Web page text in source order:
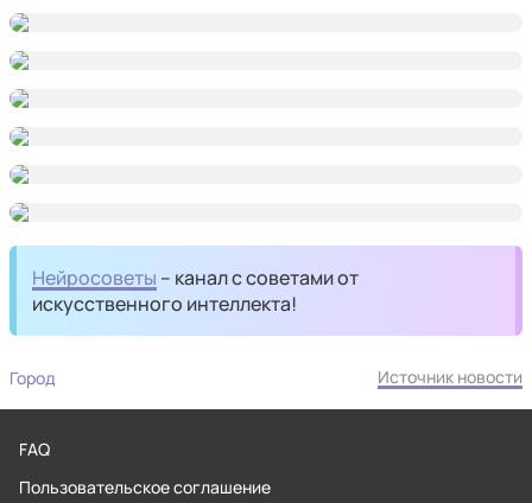
Нейросоветы – канал с советами от
искусственного интеллекта!
Город Источник новости
FAQ
Пользовательское соглашение